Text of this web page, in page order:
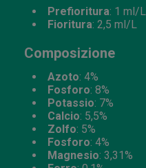
Prefioritura: 1 ml/L
Fioritura: 2,5 ml/L
Composizione
Azoto: 4%
Fosforo: 8%
Potassio: 7%
Calcio: 5,5%
Zolfo: 5%
Fosforo: 4%
Magnesio: 3,31%